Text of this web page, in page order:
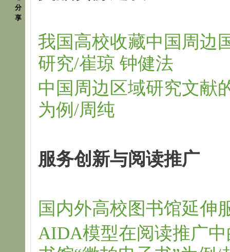
分
享
我国高校收藏中国周边
研究/崔琼 钟健法
中国周边区域研究文
为例/周纯
服务创新与阅读推广
国内外高校图书馆延伸
AIDA模型在阅读推广